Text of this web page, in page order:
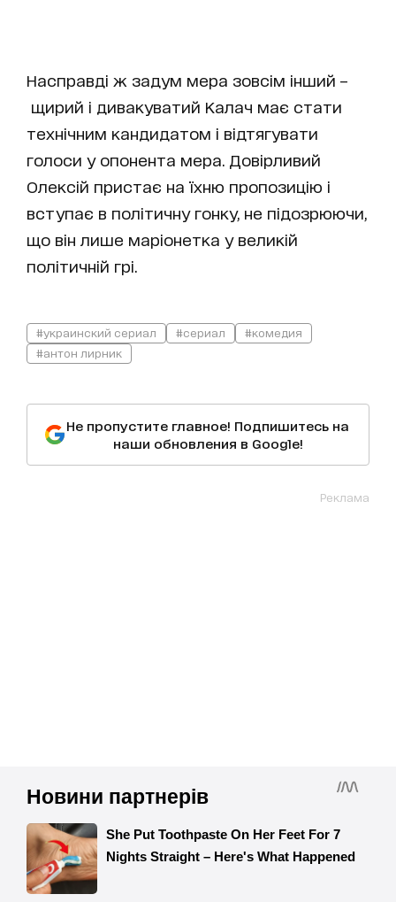
Насправді ж задум мера зовсім інший –
щирий і дивакуватий Калач має стати
технічним кандидатом і відтягувати
голоси у опонента мера. Довірливий
Олексій пристає на їхню пропозицію і
вступає в політичну гонку, не підозрюючи,
що він лише маріонетка у великій
політичній грі.
#украинский сериал #сериал
#комедия
#антон лирник
Не пропустите главное! Подпишитесь на
наши обновления в Google!
Реклама